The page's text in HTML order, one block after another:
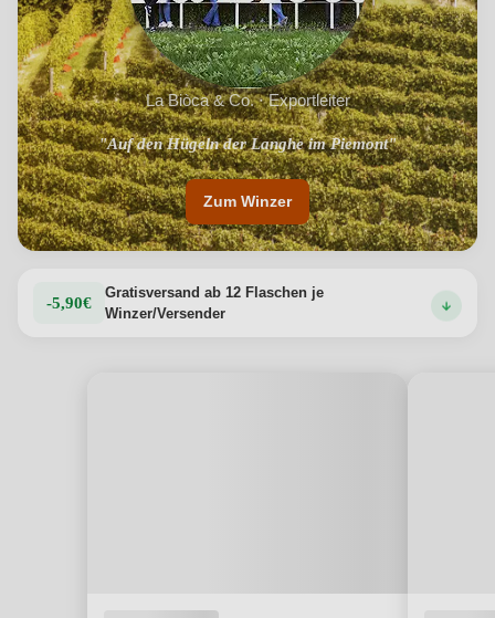
La Biòca & Co. · Exportleiter
"Auf den Hügeln der Langhe im Piemont"
"Dolcetto, Barbera, Nebbiolo, Arneis und Moscato-Weine"
Zum Winzer
-5,90€
Gratisversand ab 12 Flaschen je
Winzer/Versender